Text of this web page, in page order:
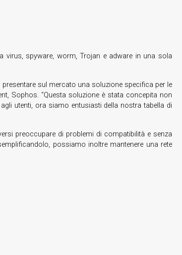
spyware, worm, Trojan e adware in una sola
sul mercato una soluzione specifica per le
Sophos. “Questa soluzione è stata concepita non
utenti, ora siamo entusiasti della nostra tabella di
preoccupare di problemi di compatibilità e senza
possiamo inoltre mantenere una rete